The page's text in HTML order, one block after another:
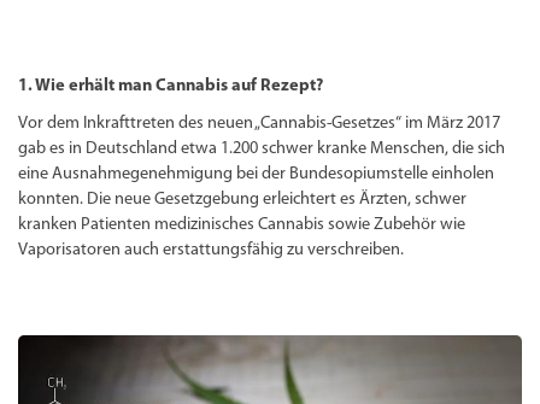
1. Wie erhält man Cannabis auf Rezept?
Vor dem Inkrafttreten des neuen „Cannabis-Gesetzes“ im März 2017
gab es in Deutschland etwa 1.200 schwer kranke Menschen, die sich
eine Ausnahmegenehmigung bei der Bundesopiumstelle einholen
konnten. Die neue Gesetzgebung erleichtert es Ärzten, schwer
kranken Patienten medizinisches Cannabis sowie Zubehör wie
Vaporisatoren auch erstattungsfähig zu verschreiben.